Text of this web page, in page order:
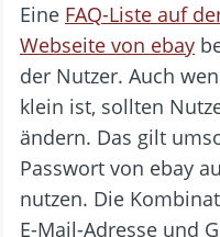
Eine FAQ-Liste auf
Webseite von ebay
der Nutzer. Auch
klein ist, sollten
ändern. Das gilt
Passwort von ebay
nutzen. Die
E-Mail-Adresse und